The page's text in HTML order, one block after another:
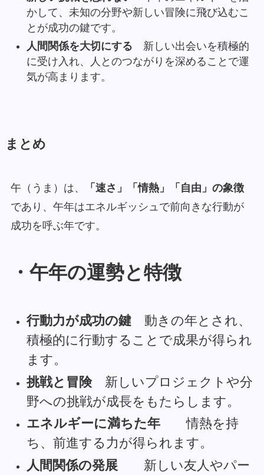
かして、未知の分野や新しい冒険に飛び込むこ
とが成功の鍵です。
人間関係を大切にする 新しい出会いを積極的
に受け入れ、人とのつながりを深めることで運
気が高まります。
まとめ
午（うま）は、
「速さ」「情熱」「自由」の象徴
であり、午年はエネルギッシュで前向きな行動が
成功を呼ぶ年です。
・午年の運勢と特徴
行動力が成功の鍵動きの年とされ、
積極的に行動することで成果が得られ
ます。
挑戦と冒険新しいプロジェクトや分
野への挑戦が成長をもたらします。
エネルギーに満ちた年情熱を持
ち、前進する力が得られます。
人間関係の発展新しい友人やパー